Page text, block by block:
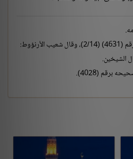
رواه أحمد في مسنده برقم (4631) (2/14)، وقال شعيب الأرنؤوط:
الشيخين.
برقم (4028).